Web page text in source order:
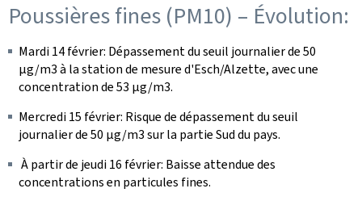
Poussières fines (PM10) – Évolution:
Mardi 14 février: Dépassement du seuil journalier de 50
µg/m3 à la station de mesure d'Esch/Alzette, avec une
concentration de 53 µg/m3.
Mercredi 15 février: Risque de dépassement du seuil
journalier de 50 µg/m3 sur la partie Sud du pays.
À partir de jeudi 16 février: Baisse attendue des
concentrations en particules fines.